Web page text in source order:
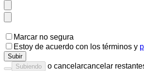
Marcar no segura
Estoy de acuerdo con los términos y
Subir
Subiendo
o cancelarcancelar